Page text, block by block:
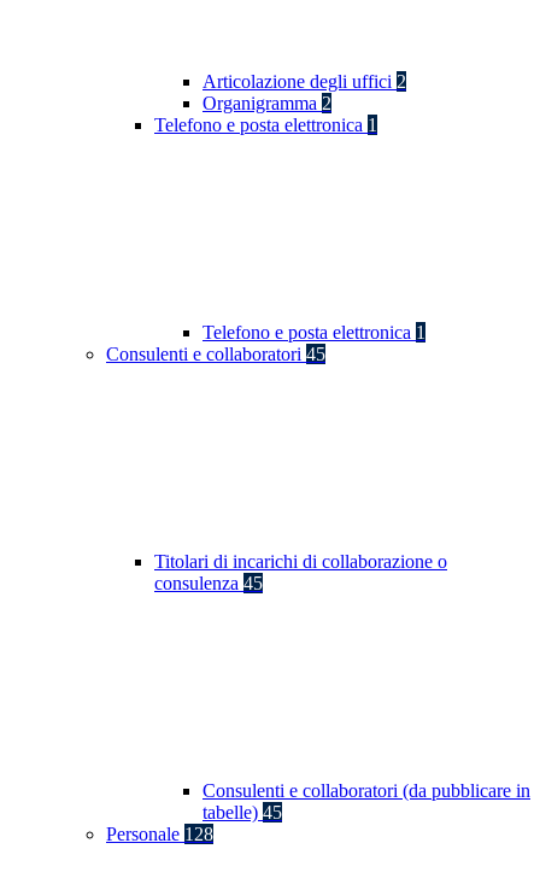
Articolazione degli uffici 2
Organigramma 2
Telefono e posta elettronica 1
Telefono e posta elettronica 1
Consulenti e collaboratori 45
Titolari di incarichi di collaborazione o
consulenza 45
Consulenti e collaboratori (da pubblicare in
tabelle) 45
Personale 128